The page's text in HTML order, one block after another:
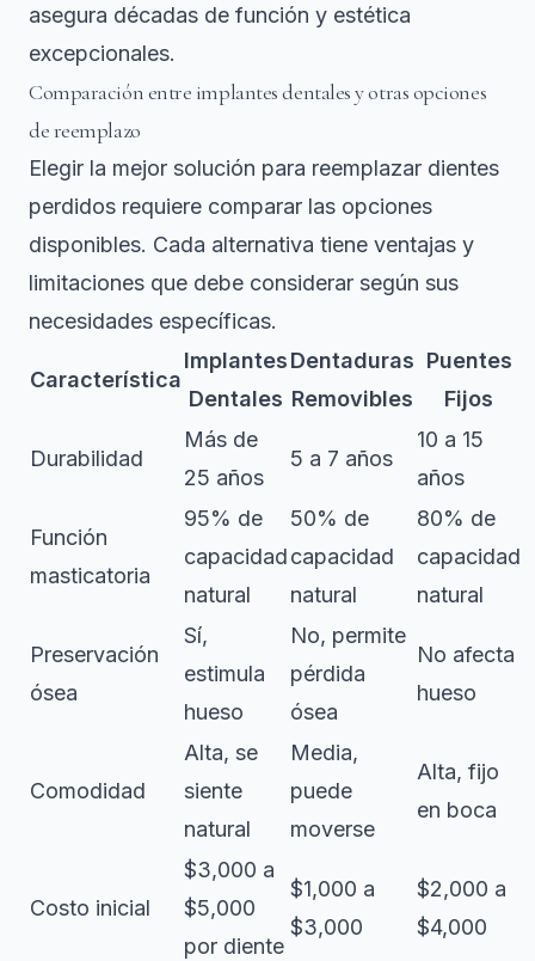
asegura décadas de función y estética
excepcionales.
Comparación entre implantes dentales y otras opciones
de reemplazo
Elegir la mejor solución para reemplazar dientes
perdidos requiere comparar las opciones
disponibles. Cada alternativa tiene ventajas y
limitaciones que debe considerar según sus
necesidades específicas.
Característica
Implantes
Dentales
Dentaduras
Removibles
Puentes
Fijos
Durabilidad
Más de
25 años
5 a 7 años
10 a 15
años
Función
masticatoria
95% de
capacidad
natural
50% de
capacidad
natural
80% de
capacidad
natural
Preservación
ósea
Sí,
estimula
hueso
No, permite
pérdida
ósea
No afecta
hueso
Comodidad
Alta, se
siente
natural
Media,
puede
moverse
Alta, fijo
en boca
Costo inicial
$3,000 a
$5,000
por diente
$1,000 a
$3,000
$2,000 a
$4,000